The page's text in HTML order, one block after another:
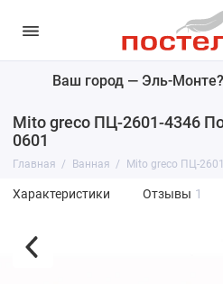
Ваш город — Эль-Монте?
Mito greco ПЦ-2601-4346
0601
Главная Ванная Mito greco ПЦ-
Характеристики Отзывы 1